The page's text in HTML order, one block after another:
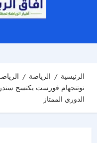
الرئيسية الرياضة
نوتنجهام فورست يكتسح
الدوري الممتاز